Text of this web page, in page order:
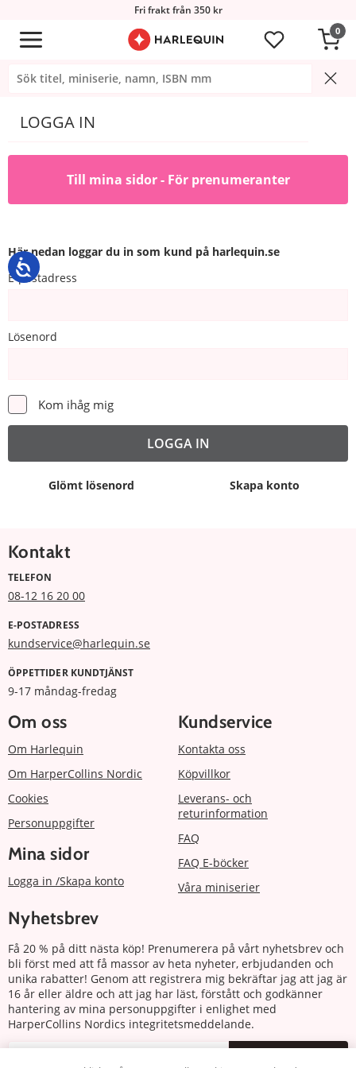
Fri frakt från 350 kr
0
LOGGA IN
Till mina sidor - För prenumeranter
Här nedan loggar du in som kund på harlequin.se
E-postadress
Lösenord
Kom ihåg mig
Glömt lösenord Skapa konto
Kontakt
TELEFON
08-12 16 20 00
E-POSTADRESS
kundservice@harlequin.se
ÖPPETTIDER KUNDTJÄNST
9-17 måndag-fredag
Om oss
Om Harlequin
Om HarperCollins Nordic
Cookies
Personuppgifter
Mina sidor
Logga in /Skapa konto
Kundservice
Kontakta oss
Köpvillkor
Leverans- och
returinformation
FAQ
FAQ E-böcker
Våra miniserier
Nyhetsbrev
Få 20 % på ditt nästa köp! Prenumerera på vårt nyhetsbrev och
bli först med att få massor av heta nyheter, erbjudanden och
unika rabatter! Genom att registrera mig bekräftar jag att jag är
16 år eller äldre och att jag har läst, förstått och godkänner
hantering av mina personuppgifter i enlighet med
HarperCollins Nordics integritetsmeddelande.